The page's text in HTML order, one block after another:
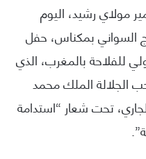
مولاي رشيد، اليوم
السواني بمكناس، حفل
للملتقى الدولي للفلاحة بالمغرب، الذي
الجلالة الملك محمد
إلى 28 أبريل الجاري، تحت شعار “استدامة